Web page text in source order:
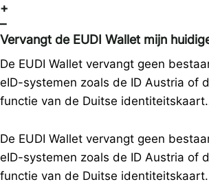
+
–
Vervangt de EUDI Wallet mijn
De EUDI Wallet vervangt geen
eID-systemen zoals de ID Austria of
functie van de Duitse
De EUDI Wallet vervangt geen
eID-systemen zoals de ID Austria of
functie van de Duitse